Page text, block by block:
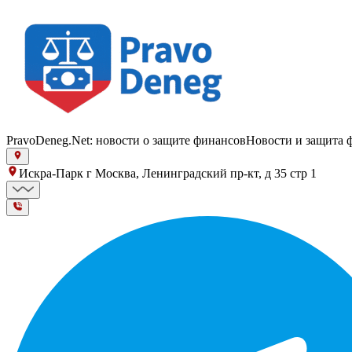
PravoDeneg.Net: новости о защите финансовНовости и защита
Искра-Парк г Москва, Ленинградский пр-кт, д 35 стр 1